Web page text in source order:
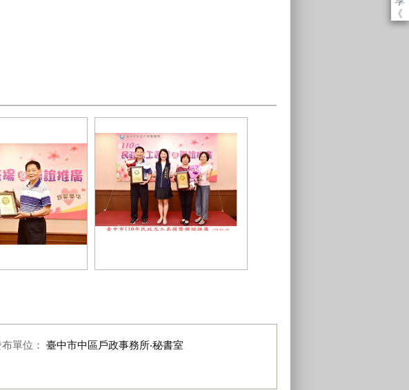
《
單位： 臺中市中區戶政事務所‧秘書室